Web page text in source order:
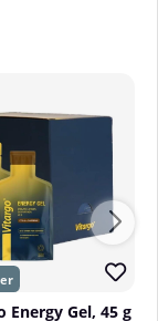
Energy Gel, 45 g